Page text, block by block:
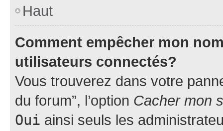
Haut
Comment empêcher mon
utilisateurs connectés?
Vous trouverez dans votre
du forum”, l’option Cacher mon
Oui ainsi seuls les